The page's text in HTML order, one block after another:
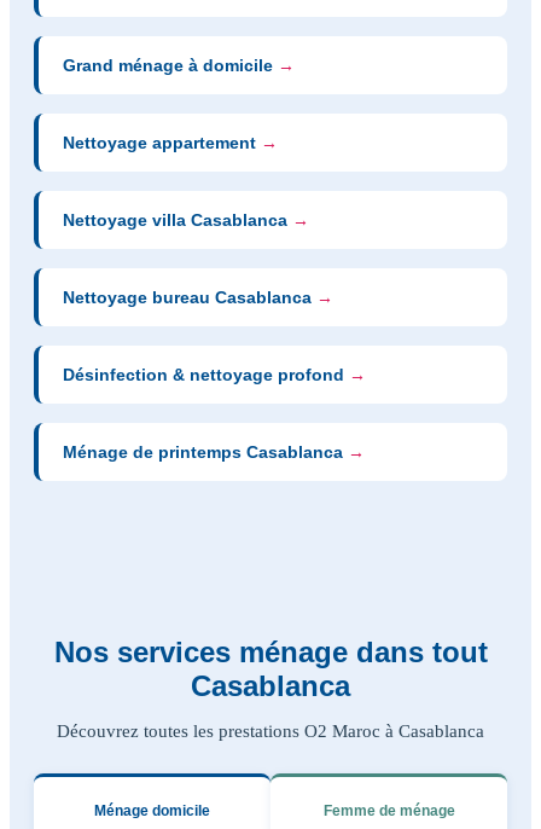
Grand ménage à domicile →
Nettoyage appartement →
Nettoyage villa Casablanca →
Nettoyage bureau Casablanca →
Désinfection & nettoyage profond →
Ménage de printemps Casablanca →
Nos services ménage dans tout
Casablanca
Découvrez toutes les prestations O2 Maroc à Casablanca
Ménage domicile Femme de ménage